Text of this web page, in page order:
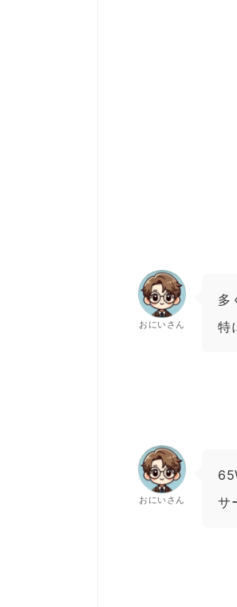
おにいさん
多
特
おにいさん
サ